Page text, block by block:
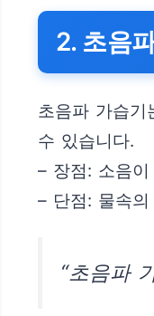
2. 초음
초음파 가습
수 있습니다.
– 장점: 소음
– 단점: 물속
“초음파